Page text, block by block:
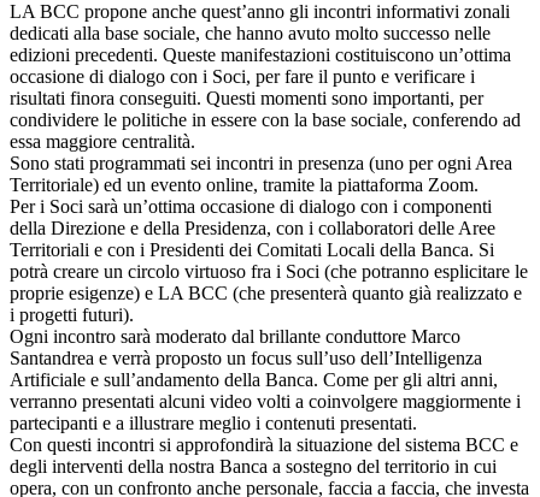
LA BCC propone anche quest’anno gli incontri informativi zonali
dedicati alla base sociale, che hanno avuto molto successo nelle
edizioni precedenti. Queste manifestazioni costituiscono un’ottima
occasione di dialogo con i Soci, per fare il punto e verificare i
risultati finora conseguiti. Questi momenti sono importanti, per
condividere le politiche in essere con la base sociale, conferendo ad
essa maggiore centralità.
Sono stati programmati sei incontri in presenza (uno per ogni Area
Territoriale) ed un evento online, tramite la piattaforma Zoom.
Per i Soci sarà un’ottima occasione di dialogo con i componenti
della Direzione e della Presidenza, con i collaboratori delle Aree
Territoriali e con i Presidenti dei Comitati Locali della Banca. Si
potrà creare un circolo virtuoso fra i Soci (che potranno esplicitare le
proprie esigenze) e LA BCC (che presenterà quanto già realizzato e
i progetti futuri).
Ogni incontro sarà moderato dal brillante conduttore Marco
Santandrea e verrà proposto un focus sull’uso dell’Intelligenza
Artificiale e sull’andamento della Banca. Come per gli altri anni,
verranno presentati alcuni video volti a coinvolgere maggiormente i
partecipanti e a illustrare meglio i contenuti presentati.
Con questi incontri si approfondirà la situazione del sistema BCC e
degli interventi della nostra Banca a sostegno del territorio in cui
opera, con un confronto anche personale, faccia a faccia, che investa